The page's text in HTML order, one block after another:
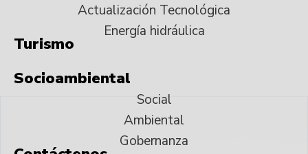
Actualización Tecnológica
Energía hidráulica
Turismo
Socioambiental
Social
Ambiental
Gobernanza